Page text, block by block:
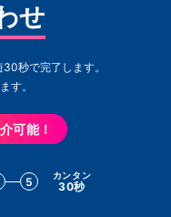
せ
秒で完了します。
す。
可能！
5 カンタン
30秒